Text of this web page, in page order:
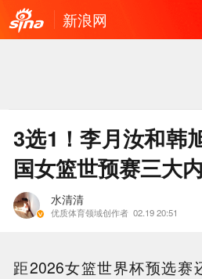
新浪网
3选1！李月汝和韩
国女篮世预赛三大
水清清
优质体育领域创作者 02.19 20:51
距2026女篮世界杯预选赛